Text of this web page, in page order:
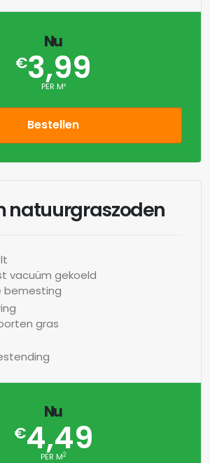
Nu
€3,99
PER M²
Bestellen
natuurgraszoden
vacuüm gekoeld
bemesting
gras
Nu
€4,49
PER M2